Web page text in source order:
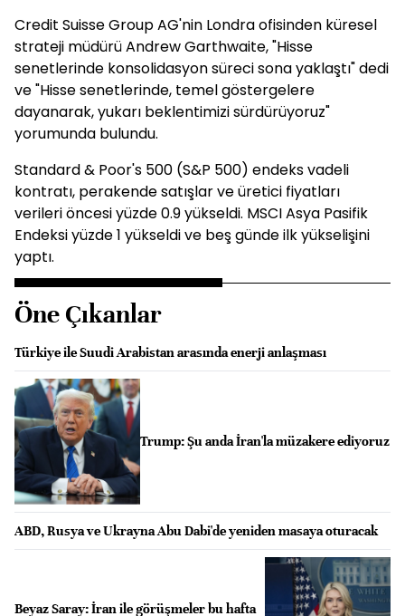
Credit Suisse Group AG'nin Londra ofisinden küresel
strateji müdürü Andrew Garthwaite, "Hisse
senetlerinde konsolidasyon süreci sona yaklaştı" dedi
ve "Hisse senetlerinde, temel göstergelere
dayanarak, yukarı beklentimizi sürdürüyoruz"
yorumunda bulundu.
Standard & Poor's 500 (S&P 500) endeks vadeli
kontratı, perakende satışlar ve üretici fiyatları
verileri öncesi yüzde 0.9 yükseldi. MSCI Asya Pasifik
Endeksi yüzde 1 yükseldi ve beş günde ilk yükselişini
yaptı.
Öne Çıkanlar
Türkiye ile Suudi Arabistan arasında enerji anlaşması
Trump: Şu anda İran'la müzakere ediyoruz
ABD, Rusya ve Ukrayna Abu Dabi'de yeniden masaya oturacak
Beyaz Saray: İran ile görüşmeler bu hafta